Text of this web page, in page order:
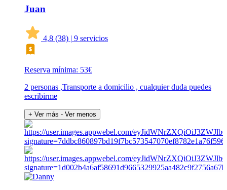
Juan
4,8 (38) | 9 servicios
Reserva mínima: 53€
2 personas ,Transporte a domicilio , cualquier duda puedes
escribirme
+ Ver más - Ver menos